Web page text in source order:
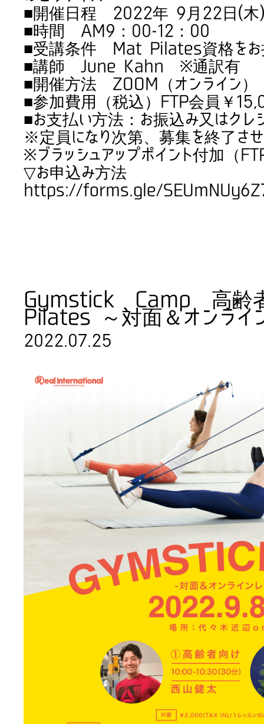
■開催日程 2022年 9月22日(木
■時間 AM9：00-12：00
■受講条件 Mat Pilates資格をお
■講師 June Kahn ※通訳有
■開催方法 ZOOM（オンライン）
■参加費用（税込）FTP会員￥
■お支払い方法：お振込み又はクレ
※定員になり次第、募集を終了させ
※ブラッシュアップポイント付加（
▽お申込み方法
https://forms.gle/
Gymstick Camp 高齢者
Pilates ～対面＆オンライ
2022.07.25